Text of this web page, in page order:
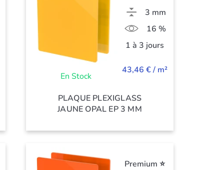
En Stock
3 mm
16 %
1 à 3 jours
43,46 € / m²
PLAQUE PLEXIGLASS
JAUNE OPAL EP 3 MM
Premium ⭐